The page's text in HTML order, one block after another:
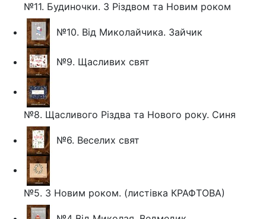
№11. Будиночки. З Різдвом та Новим роком
№10. Від Миколайчика. Зайчик
№9. Щасливих свят
№8. Щасливого Різдва та Нового року. Синя
№6. Веселих свят
№5. З Новим роком. (листівка КРАФТОВА)